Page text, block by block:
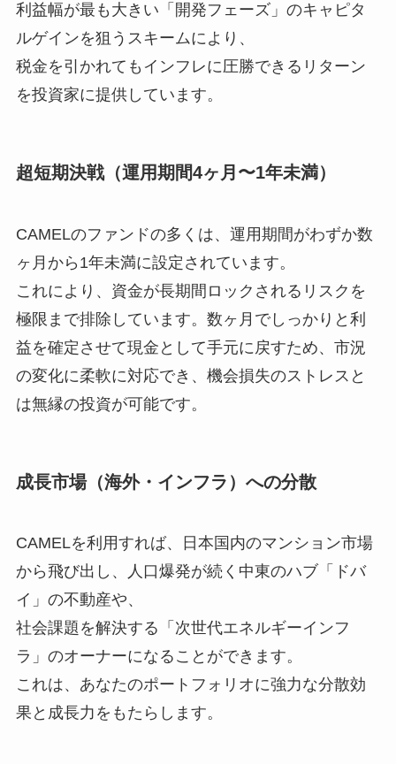
利益幅が最も大きい「開発フェーズ」のキャピタ
ルゲインを狙うスキームにより、
税金を引かれてもインフレに圧勝できるリターン
を投資家に提供しています。
超短期決戦（運用期間4ヶ月〜1年未満）
CAMELのファンドの多くは、運用期間がわずか数
ヶ月から1年未満に設定されています。
これにより、資金が長期間ロックされるリスクを
極限まで排除しています。数ヶ月でしっかりと利
益を確定させて現金として手元に戻すため、市況
の変化に柔軟に対応でき、機会損失のストレスと
は無縁の投資が可能です。
成長市場（海外・インフラ）への分散
CAMELを利用すれば、日本国内のマンション市場
から飛び出し、人口爆発が続く中東のハブ「ドバ
イ」の不動産や、
社会課題を解決する「次世代エネルギーインフ
ラ」のオーナーになることができます。
これは、あなたのポートフォリオに強力な分散効
果と成長力をもたらします。